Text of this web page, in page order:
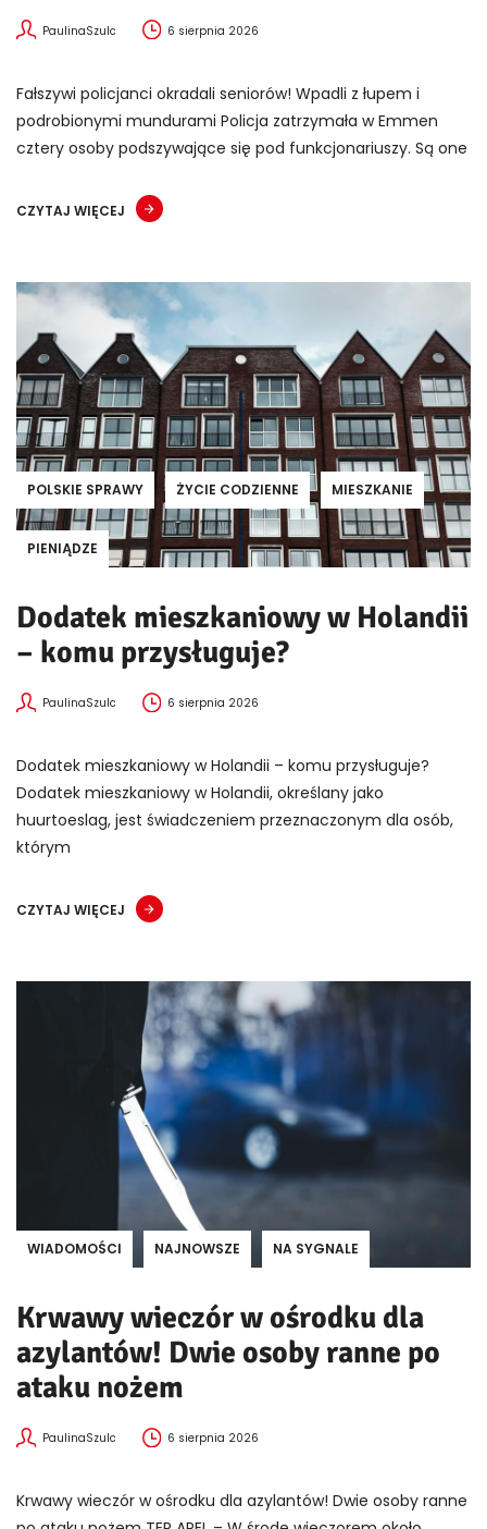
PaulinaSzulc 6 sierpnia 2026
Fałszywi policjanci okradali seniorów! Wpadli z łupem i
podrobionymi mundurami Policja zatrzymała w Emmen
cztery osoby podszywające się pod funkcjonariuszy. Są one
CZYTAJ WIĘCEJ
POLSKIE SPRAWY ŻYCIE CODZIENNE MIESZKANIE
PIENIĄDZE
Dodatek mieszkaniowy w Holandii
– komu przysługuje?
PaulinaSzulc 6 sierpnia 2026
Dodatek mieszkaniowy w Holandii – komu przysługuje?
Dodatek mieszkaniowy w Holandii, określany jako
huurtoeslag, jest świadczeniem przeznaczonym dla osób,
którym
CZYTAJ WIĘCEJ
WIADOMOŚCI NAJNOWSZE NA SYGNALE
Krwawy wieczór w ośrodku dla
azylantów! Dwie osoby ranne po
ataku nożem
PaulinaSzulc 6 sierpnia 2026
Krwawy wieczór w ośrodku dla azylantów! Dwie osoby ranne